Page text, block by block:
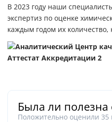
В 2023 году наши
экспертиз по оценке
каждым годом их количество,
Была ли полезна
Положительно оценили 35